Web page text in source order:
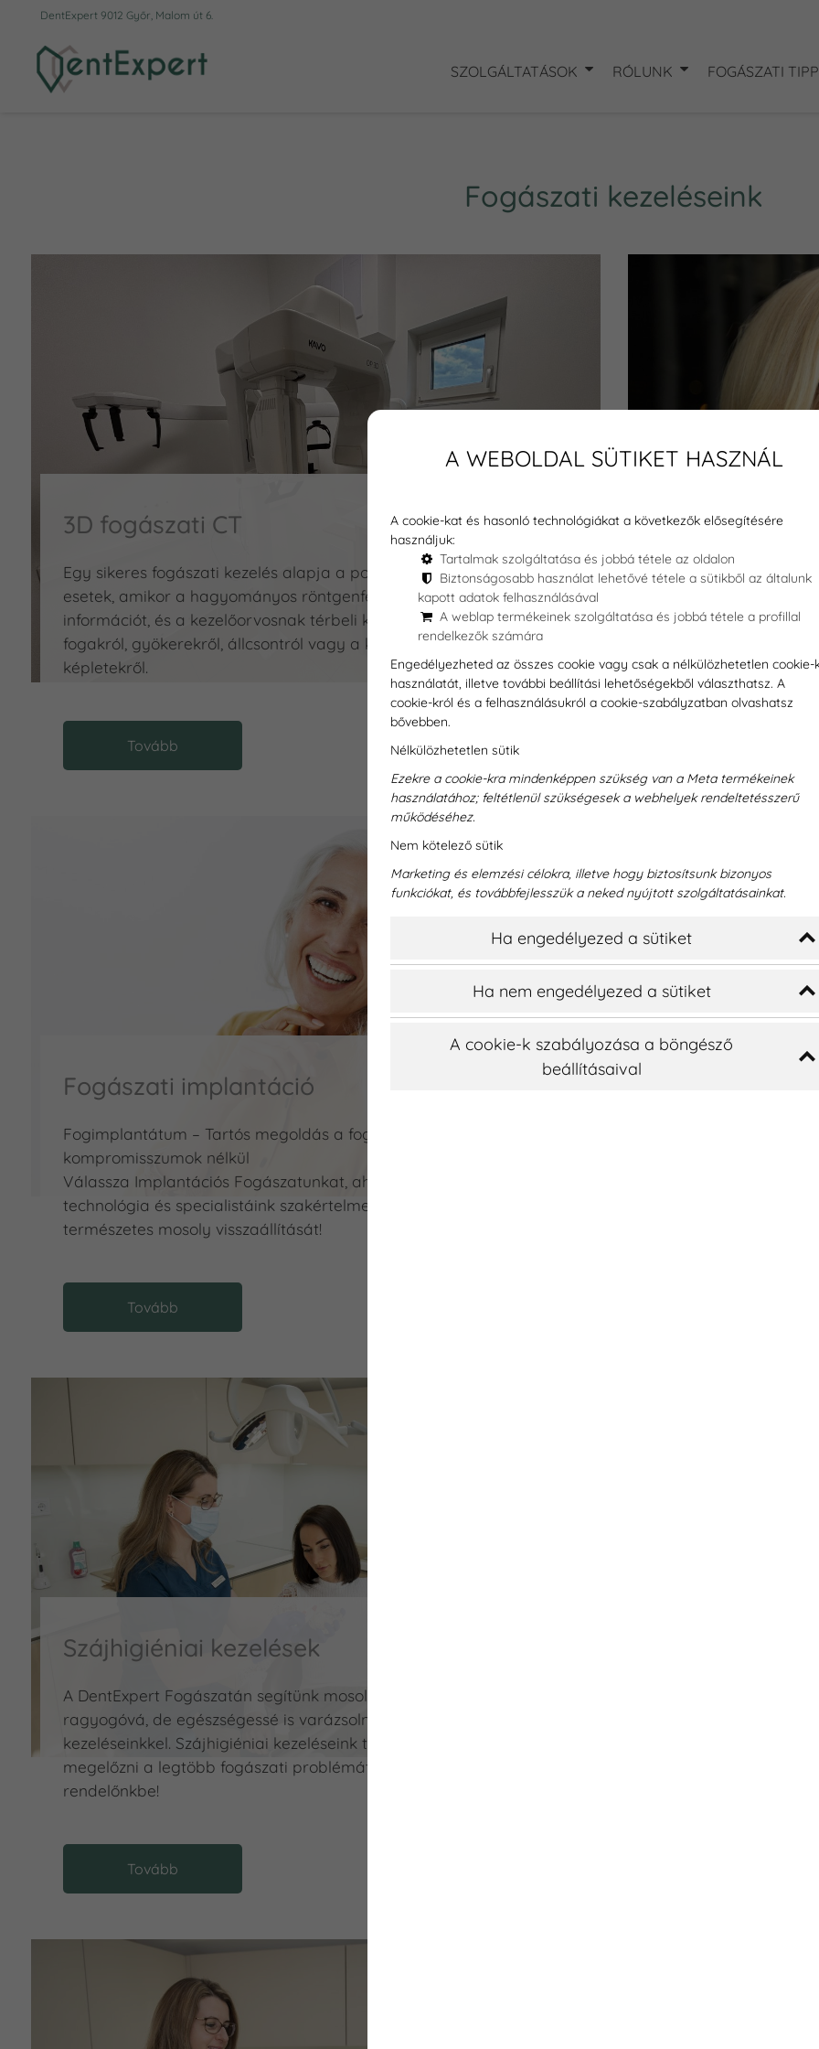
DentExpert 9012 Győr, Malom út 6.
SZOLGÁLTATÁSOK RÓLUNK FOGÁSZATI
Fogászati kezeléseink
3D fogászati CT
Egy sikeres fogászati kezelés alapja a pontos diagnózis. Vannak
esetek, amikor a hagyományos röntgenfelvétel nem ad elegendő
információt, és a kezelőorvosnak térbeli képre van szüksége a
fogakról, gyökerekről, állcsontról vagy a környező anatómiai
képletekről.
Tovább
Kivehető
A fogak hiánya
problémát is
költséghatékony
részleges
önbizalmukat,
DentExpert
szabott megoldást
Fogászati implantáció
Fogimplantátum – Tartós megoldás a foghiányra,
kompromisszumok nélkül
Válassza Implantációs Fogászatunkat, ahol a legmodernebb
technológia és specialistáink szakértelme garantálja a
természetes mosoly visszaállítását!
Tovább
Ismerje meg az
amely a rendelői
árnyalatt fehérebb
Szájhigiéniai kezelések
A DentExpert Fogászatán segítünk mosolyát nem csak
ragyogóvá, de egészségessé is varázsolni dentálhigiéniai
kezeléseinkkel. Szájhigiéniai kezeléseink továbbá segítenek
megelőzni a legtöbb fogászati problémát is - Jöjjön el
rendelőnkbe!
Tovább
Napjaink
készült fogpótlása
képessége a
tökéletesen élethű,
A WEBOLDAL SÜTIKET HASZNÁL
A cookie-kat és hasonló technológiákat a következők elősegítésére
használjuk:
Tartalmak szolgáltatása és jobbá tétele az oldalon
Biztonságosabb használat lehetővé tétele a sütikből az általunk
kapott adatok felhasználásával
A weblap termékeinek szolgáltatása és jobbá tétele a profillal
rendelkezők számára
Engedélyezheted az összes cookie vagy csak a nélkülözhetetlen cookie-
használatát, illetve további beállítási lehetőségekből választhatsz. A
cookie-król és a felhasználásukról a cookie-szabályzatban olvashatsz
bővebben.
Nélkülözhetetlen sütik
Ezekre a cookie-kra mindenképpen szükség van a Meta termékeinek
használatához; feltétlenül szükségesek a webhelyek rendeltetésszerű
működéséhez.
Nem kötelező sütik
Marketing és elemzési célokra, illetve hogy biztosítsunk bizonyos
funkciókat, és továbbfejlesszük a neked nyújtott szolgáltatásainkat.
Ha engedélyezed a sütiket
Ha nem engedélyezed a sütiket
A cookie-k szabályozása a böngésző
beállításaival